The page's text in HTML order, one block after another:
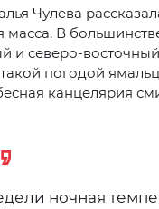
Чулева
масса. В
и северо-
погодой
канцелярия
ночная